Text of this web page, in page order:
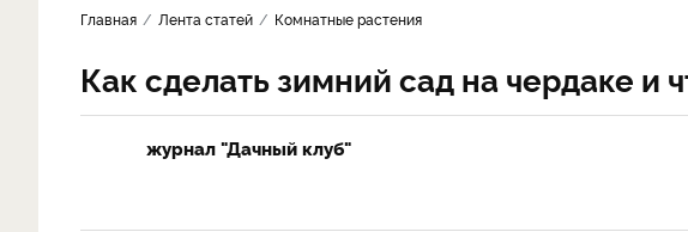
Главная Лента статей Комнатные растения
Как сделать зимний сад на чердаке и
журнал "Дачный клуб"